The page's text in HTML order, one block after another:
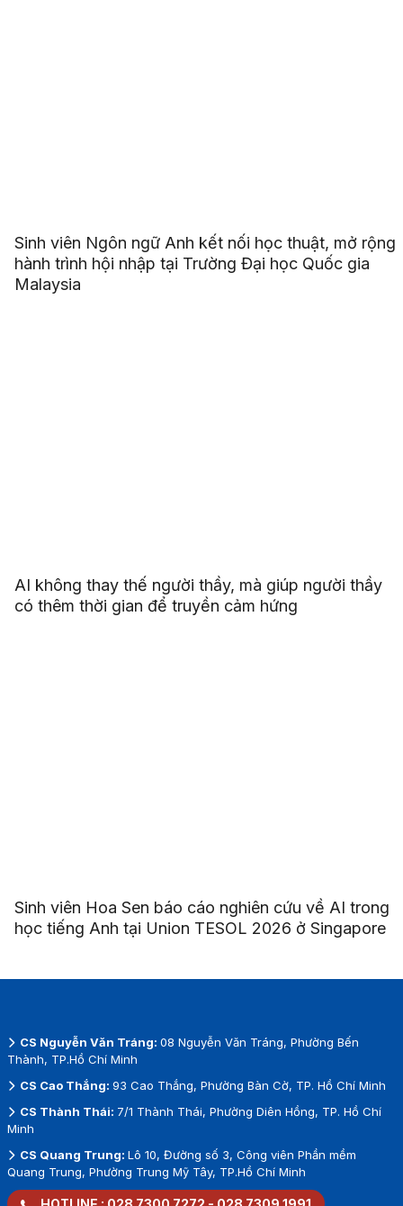
Sinh viên Ngôn ngữ Anh kết nối học thuật, mở rộng
hành trình hội nhập tại Trường Đại học Quốc gia
Malaysia
AI không thay thế người thầy, mà giúp người thầy
có thêm thời gian để truyền cảm hứng
Sinh viên Hoa Sen báo cáo nghiên cứu về AI trong
học tiếng Anh tại Union TESOL 2026 ở Singapore
CS Nguyễn Văn Tráng: 08 Nguyễn Văn Tráng, Phường Bến
Thành, TP.Hồ Chí Minh
CS Cao Thắng: 93 Cao Thắng, Phường Bàn Cờ, TP. Hồ Chí Minh
CS Thành Thái: 7/1 Thành Thái, Phường Diên Hồng, TP. Hồ Chí
Minh
CS Quang Trung: Lô 10, Đường số 3, Công viên Phần mềm
Quang Trung, Phường Trung Mỹ Tây, TP.Hồ Chí Minh